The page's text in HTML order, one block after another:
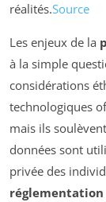
réalités.Source
Les enjeux de la
à la simple
considérations
technologiques
mais ils
données sont
privée des
réglementation